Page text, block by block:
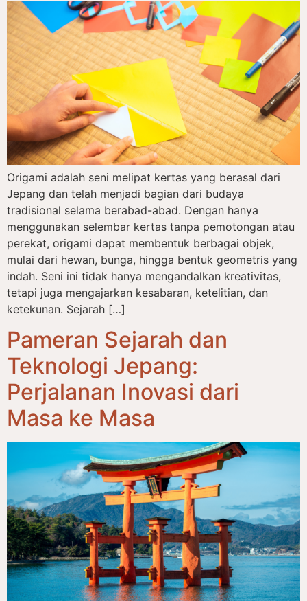
Origami adalah seni melipat kertas yang berasal dari
Jepang dan telah menjadi bagian dari budaya
tradisional selama berabad-abad. Dengan hanya
menggunakan selembar kertas tanpa pemotongan atau
perekat, origami dapat membentuk berbagai objek,
mulai dari hewan, bunga, hingga bentuk geometris yang
indah. Seni ini tidak hanya mengandalkan kreativitas,
tetapi juga mengajarkan kesabaran, ketelitian, dan
ketekunan. Sejarah […]
Pameran Sejarah dan
Teknologi Jepang:
Perjalanan Inovasi dari
Masa ke Masa